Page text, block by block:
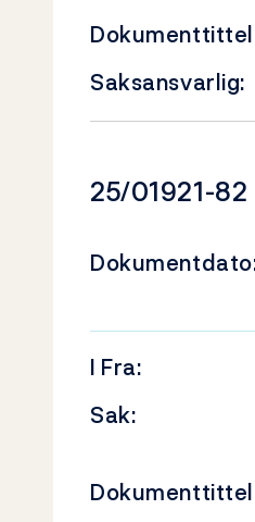
Saksansvarlig:
25/01921-82
I Fra:
Sak: